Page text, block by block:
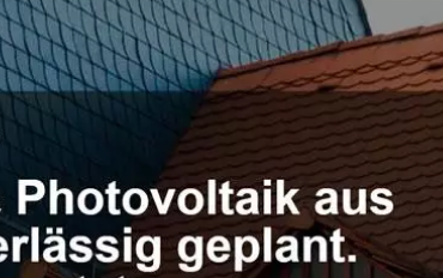
Ihr Dachdeckermeister für 61440